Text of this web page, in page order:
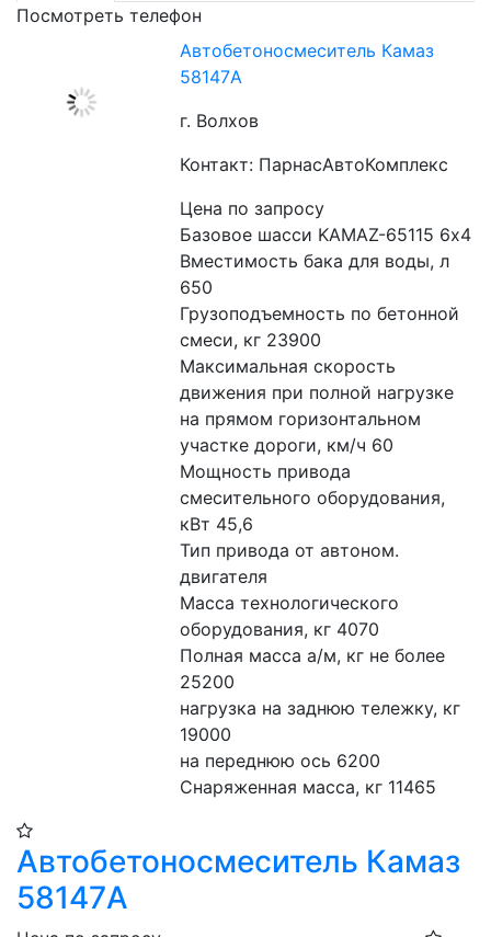
Посмотреть телефон
Автобетоносмеситель Камаз
58147A
г. Волхов
Контакт: ПарнасАвтоКомплекс
Цена по запросу
Базовое шасси KAMAZ-65115 6х4
Вместимость бака для воды, л
650
Грузоподъемность по бетонной
смеси, кг 23900
Максимальная скорость
движения при полной нагрузке
на прямом горизонтальном
участке дороги, км/ч 60
Мощность привода
смесительного оборудования,
кВт 45,6
Тип привода от автоном.
двигателя
Масса технологического
оборудования, кг 4070
Полная масса а/м, кг не более
25200
нагрузка на заднюю тележку, кг
19000
на переднюю ось 6200
Снаряженная масса, кг 11465
Автобетоносмеситель Камаз
58147A